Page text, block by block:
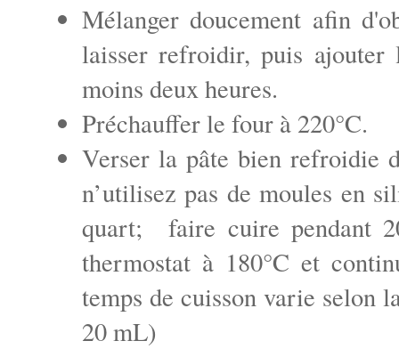
Mélanger doucement afin
laisser refroidir, puis
moins deux heures.
Préchauffer le four à 220°C.
Verser la pâte bien refroidie
n’utilisez pas de moules en
quart; faire cuire pendant
thermostat à 180°C et
temps de cuisson varie selon
20 mL)